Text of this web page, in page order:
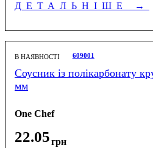
ДЕТАЛЬНІШЕ →
В НАЯВНОСТІ 609001
Соусник із полікарбонату
мм
One Chef
22.05грн